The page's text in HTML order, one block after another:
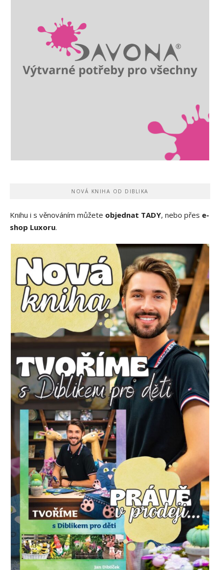
NOVÁ KNIHA OD DIBLIKA
Knihu i s věnováním můžete objednat TADY, nebo přes e-
shop Luxoru.